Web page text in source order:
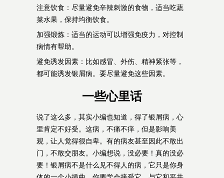
注意饮食：尽量避免辛辣刺激的食物，适当吃蔬
菜水果，保持均衡饮食。
加强锻炼：适当的运动可以增强免疫力，对控制
病情有帮助。
避免诱发因素：比如感冒、外伤、精神紧张等，
都可能诱发银屑病。要尽量避免这些因素。
一些心里话
说了这么多，其实小编也知道，得了银屑病，心
里肯定不好受。这病，不痛不痒，但是影响美
观，让人觉得很自卑。有的病友甚至因此不敢出
门，不敢交朋友。小编想说，没必要！真的没必
要！银屑病不是什么见不得人的病，它只是你身